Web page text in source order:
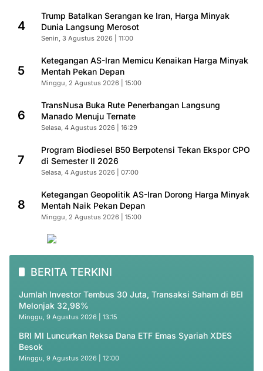
4
Trump Batalkan Serangan ke Iran, Harga Minyak
Dunia Langsung Merosot
Senin, 3 Agustus 2026 | 11:00
5
Ketegangan AS-Iran Memicu Kenaikan Harga Minyak
Mentah Pekan Depan
Minggu, 2 Agustus 2026 | 15:00
6
TransNusa Buka Rute Penerbangan Langsung
Manado Menuju Ternate
Selasa, 4 Agustus 2026 | 16:29
7
Program Biodiesel B50 Berpotensi Tekan Ekspor CPO
di Semester II 2026
Selasa, 4 Agustus 2026 | 07:00
8
Ketegangan Geopolitik AS-Iran Dorong Harga Minyak
Mentah Naik Pekan Depan
Minggu, 2 Agustus 2026 | 15:00
BERITA TERKINI
Jumlah Investor Tembus 30 Juta, Transaksi Saham di BEI
Melonjak 32,98%
Minggu, 9 Agustus 2026 | 13:15
BRI MI Luncurkan Reksa Dana ETF Emas Syariah XDES
Besok
Minggu, 9 Agustus 2026 | 12:00